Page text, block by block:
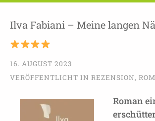
Ilva Fabiani – Meine langen
16. AUGUST 2023
VERÖFFENTLICHT IN REZENSION,
Roman